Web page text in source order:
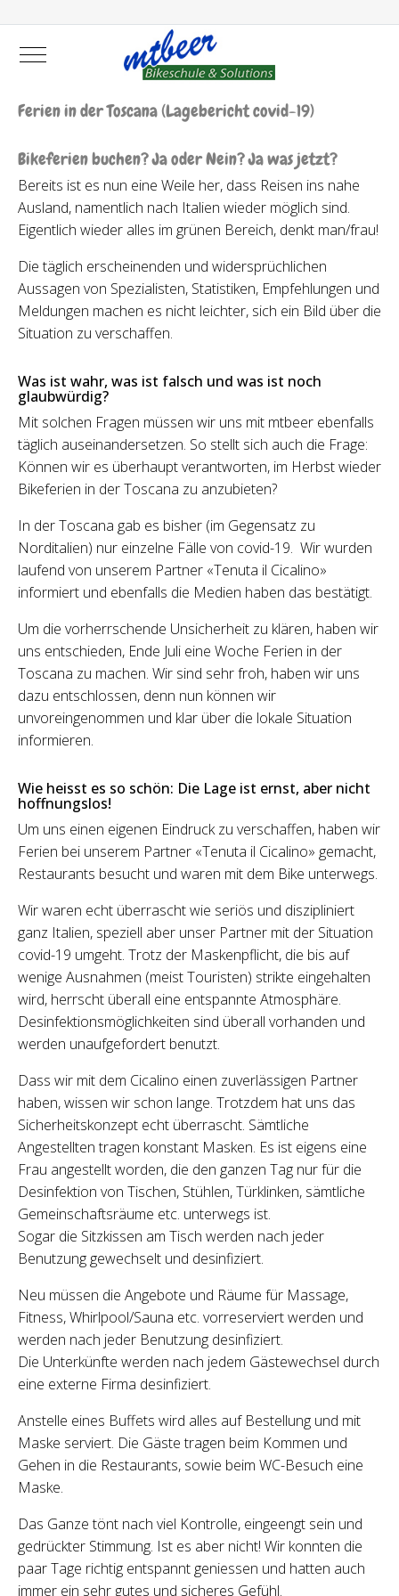
Mobile Menu Toggle
Ferien in der Toscana (Lagebericht covid-19)
Bikeferien buchen? Ja oder Nein? Ja was jetzt?
Bereits ist es nun eine Weile her, dass Reisen ins nahe
Ausland, namentlich nach Italien wieder möglich sind.
Eigentlich wieder alles im grünen Bereich, denkt man/frau!
Die täglich erscheinenden und widersprüchlichen
Aussagen von Spezialisten, Statistiken, Empfehlungen und
Meldungen machen es nicht leichter, sich ein Bild über die
Situation zu verschaffen.
Was ist wahr, was ist falsch und was ist noch
glaubwürdig?
Mit solchen Fragen müssen wir uns mit mtbeer ebenfalls
täglich auseinandersetzen. So stellt sich auch die Frage:
Können wir es überhaupt verantworten, im Herbst wieder
Bikeferien in der Toscana zu anzubieten?
In der Toscana gab es bisher (im Gegensatz zu
Norditalien) nur einzelne Fälle von covid-19. Wir wurden
laufend von unserem Partner «Tenuta il Cicalino»
informiert und ebenfalls die Medien haben das bestätigt.
Um die vorherrschende Unsicherheit zu klären, haben wir
uns entschieden, Ende Juli eine Woche Ferien in der
Toscana zu machen. Wir sind sehr froh, haben wir uns
dazu entschlossen, denn nun können wir
unvoreingenommen und klar über die lokale Situation
informieren.
Wie heisst es so schön: Die Lage ist ernst, aber nicht
hoffnungslos!
Um uns einen eigenen Eindruck zu verschaffen, haben wir
Ferien bei unserem Partner «Tenuta il Cicalino» gemacht,
Restaurants besucht und waren mit dem Bike unterwegs.
Wir waren echt überrascht wie seriös und diszipliniert
ganz Italien, speziell aber unser Partner mit der Situation
covid-19 umgeht. Trotz der Maskenpflicht, die bis auf
wenige Ausnahmen (meist Touristen) strikte eingehalten
wird, herrscht überall eine entspannte Atmosphäre.
Desinfektionsmöglichkeiten sind überall vorhanden und
werden unaufgefordert benutzt.
Dass wir mit dem Cicalino einen zuverlässigen Partner
haben, wissen wir schon lange. Trotzdem hat uns das
Sicherheitskonzept echt überrascht. Sämtliche
Angestellten tragen konstant Masken. Es ist eigens eine
Frau angestellt worden, die den ganzen Tag nur für die
Desinfektion von Tischen, Stühlen, Türklinken, sämtliche
Gemeinschaftsräume etc. unterwegs ist.
Sogar die Sitzkissen am Tisch werden nach jeder
Benutzung gewechselt und desinfiziert.
Neu müssen die Angebote und Räume für Massage,
Fitness, Whirlpool/Sauna etc. vorreserviert werden und
werden nach jeder Benutzung desinfiziert.
Die Unterkünfte werden nach jedem Gästewechsel durch
eine externe Firma desinfiziert.
Anstelle eines Buffets wird alles auf Bestellung und mit
Maske serviert. Die Gäste tragen beim Kommen und
Gehen in die Restaurants, sowie beim WC-Besuch eine
Maske.
Das Ganze tönt nach viel Kontrolle, eingeengt sein und
gedrückter Stimmung. Ist es aber nicht! Wir konnten die
paar Tage richtig entspannt geniessen und hatten auch
immer ein sehr gutes und sicheres Gefühl.